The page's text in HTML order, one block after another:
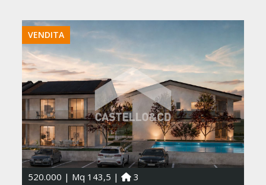
VENDITA
520.000 | Mq 143,5 | 3